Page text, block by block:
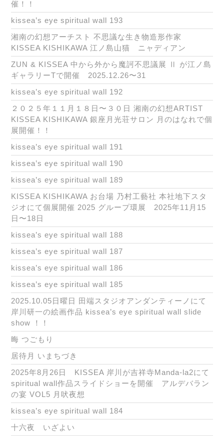
催！！
kissea’s eye spiritual wall 193
湘南の幻想アーチスト 不思議な生き物造形作家
KISSEA KISHIKAWA 江ノ島山猫 ニャディアン
ZUN & KISSEA 中から外から魔訶不思議展 Ⅱ が江ノ島
ギャラリーTで開催 2025.12.26〜31
kissea’s eye spiritual wall 192
２０２５年１１月１８日〜３０日 湘南の幻想ARTIST
KISSEA KISHIKAWA 銀座月光荘サロン 月のはなれで個
展開催！！
kissea’s eye spiritual wall 191
kissea’s eye spiritual wall 190
kissea’s eye spiritual wall 189
KISSEA KISHIKAWA お台場 乃村工藝社 本社地下スタ
ジオにて個展開催 2025 グループ環展 2025年11月15
日〜18日
kissea’s eye spiritual wall 188
kissea’s eye spiritual wall 187
kissea’s eye spiritual wall 186
kissea’s eye spiritual wall 185
2025.10.05日曜日 田端スタジオアンダンティーノにて
岸川研一の絵画作品 kissea’s eye spiritual wall slide
show ！！
晦 つごもり
居待月 いまちづき
2025年8月26日 KISSEA 岸川が吉祥寺Manda-la2にて
spiritual wall作品スライドショーを開催 アルデバラン
の宴 VOL5 月吠夜想
kissea’s eye spiritual wall 184
十六夜 いざよい